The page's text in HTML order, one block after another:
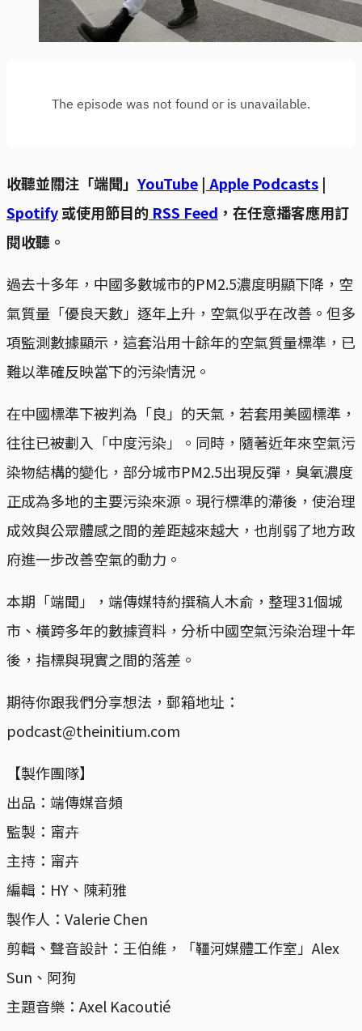
收聽並關注「端聞」 YouTube | Apple Podcasts |
Spotify或使用節目的 RSS Feed ，在任意播客應用訂
閱收聽。
過去十多年，中國多數城市的PM2.5濃度明顯下降，空
氣質量「優良天數」逐年上升，空氣似乎在改善。但多
項監測數據顯示，這套沿用十餘年的空氣質量標準，已
難以準確反映當下的污染情況。
在中國標準下被判為「良」的天氣，若套用美國標準，
往往已被劃入「中度污染」。同時，隨著近年來空氣污
染物結構的變化，部分城市PM2.5出現反彈，臭氧濃度
正成為多地的主要污染來源。現行標準的滯後，使治理
成效與公眾體感之間的差距越來越大，也削弱了地方政
府進一步改善空氣的動力。
本期「端聞」，端傳媒特約撰稿人木俞，整理31個城
市、橫跨多年的數據資料，分析中國空氣污染治理十年
後，指標與現實之間的落差。
期待你跟我們分享想法，郵箱地址：
podcast@theinitium.com
【製作團隊】
出品：端傳媒音頻
監製：甯卉
主持：甯卉
編輯：HY、陳莉雅
製作人：Valerie Chen
剪輯、聲音設計：王伯維，「韁河媒體工作室」Alex
Sun、阿狗
主題音樂：Axel Kacoutié